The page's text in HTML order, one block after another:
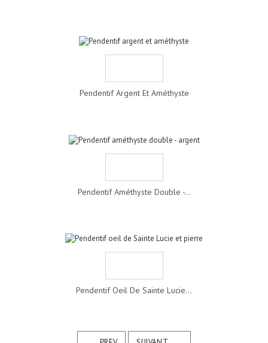
Pendentif Argent Et Améthyste
Pendentif Améthyste Double -...
Pendentif Oeil De Sainte Lucie...